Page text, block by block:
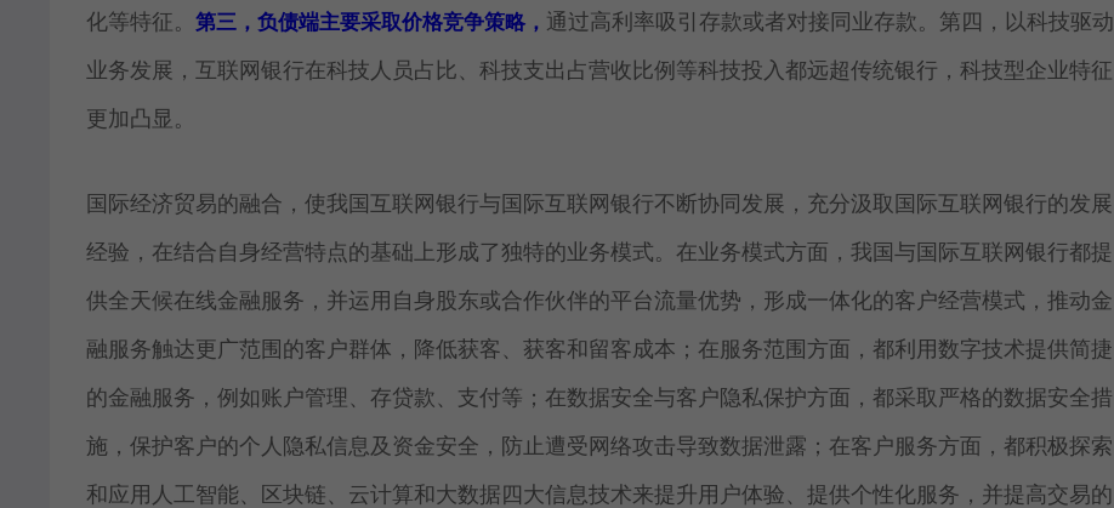
化等特征。 第三，负债端主要采取价格竞争策略， 通过高利率吸引存款或者对接同业存款。第四，以科技驱动
业务发展，互联网银行在科技人员占比、科技支出占营收比例等科技投入都远超传统银行，科技型企业特征
更加凸显。
国际经济贸易的融合，使我国互联网银行与国际互联网银行不断协同发展，充分汲取国际互联网银行的发展
经验，在结合自身经营特点的基础上形成了独特的业务模式。在业务模式方面，我国与国际互联网银行都提
供全天候在线金融服务，并运用自身股东或合作伙伴的平台流量优势，形成一体化的客户经营模式，推动金
融服务触达更广范围的客户群体，降低获客、获客和留客成本；在服务范围方面，都利用数字技术提供简捷
的金融服务，例如账户管理、存贷款、支付等；在数据安全与客户隐私保护方面，都采取严格的数据安全措
施，保护客户的个人隐私信息及资金安全，防止遭受网络攻击导致数据泄露；在客户服务方面，都积极探索
和应用人工智能、区块链、云计算和大数据四大信息技术来提升用户体验、提供个性化服务，并提高交易的